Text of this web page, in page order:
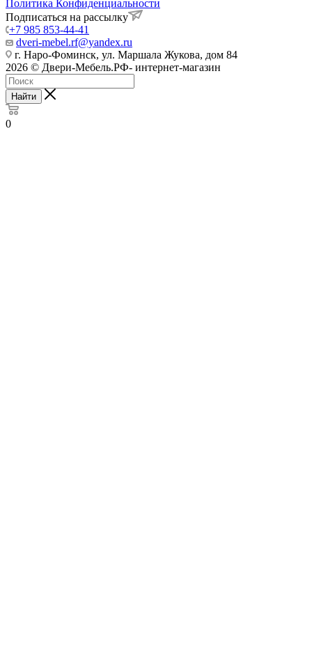
Политика Конфиденциальности
Подписаться на рассылку
+7 985 853-44-41
dveri-mebel.rf@yandex.ru
г. Наро-Фоминск, ул. Маршала Жукова, дом 84
2026 © Двери-Мебель.РФ- интернет-магазин
Найти
0